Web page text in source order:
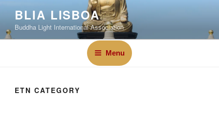
BLIA LISBOA
Buddha Light International Association
Menu
ETN CATEGORY